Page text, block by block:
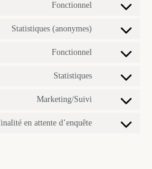
Fonctionnel
Statistiques (anonymes)
Fonctionnel
Statistiques
Marketing/Suivi
en attente d’enquête